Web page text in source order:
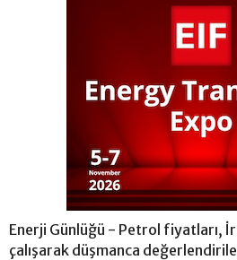
Enerji Günlüğü - Petrol fiyatları,
çalışarak düşmanca